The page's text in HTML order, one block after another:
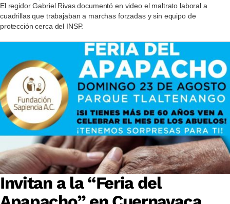
El regidor Gabriel Rivas documentó en video el maltrato laboral a
cuadrillas que trabajaban a marchas forzadas y sin equipo de
protección cerca del INSP.
Invitan a la “Feria del